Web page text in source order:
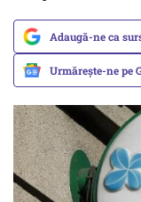
Adaugă-ne ca
Urmărește-ne pe